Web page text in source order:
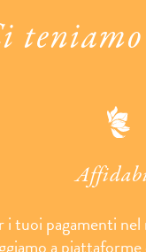
teniamo
i tuoi pagamenti